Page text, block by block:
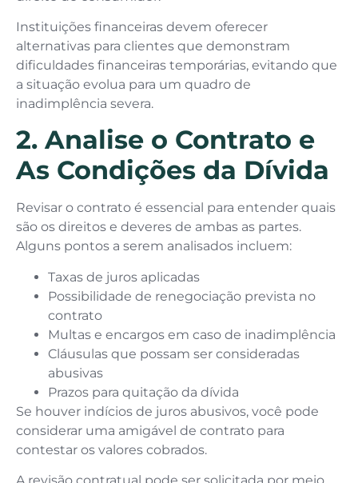
Instituições financeiras devem oferecer
alternativas para clientes que demonstram
dificuldades financeiras temporárias, evitando que
a situação evolua para um quadro de
inadimplência severa.
2. Analise o Contrato e
As Condições da Dívida
Revisar o contrato é essencial para entender quais
são os direitos e deveres de ambas as partes.
Alguns pontos a serem analisados incluem:
Taxas de juros aplicadas
Possibilidade de renegociação prevista no
contrato
Multas e encargos em caso de inadimplência
Cláusulas que possam ser consideradas
abusivas
Prazos para quitação da dívida
Se houver indícios de juros abusivos, você pode
considerar uma amigável de contrato para
contestar os valores cobrados.